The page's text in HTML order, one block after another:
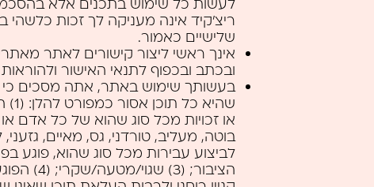
ריצ’קיד אינה מעניקה לך זכות כלשהי
שלישיים כאמור.
אינך ראשי ליצור קישורים לאתר
ובכתב ובכפוף לתנאי האישור ולהוראות
בעשותך שימוש באתר, אתה מסכים
בוטה, מעליב, טורדני, גס, מאיים,
לביצוע עבירות מכל סוג שהוא, פוגע
הציבור;